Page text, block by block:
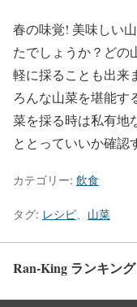
春の味覚! 美味しい
たでしょうか？どの
軽に採ることも出来
ろんな山菜を堪能す
菜を採る時は私有地
ととっていいか確認
カテゴリー: 飲食
タグ: レシピ 山菜
Ran-King ランキング